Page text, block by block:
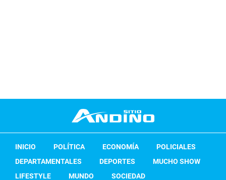
INICIO POLÍTICA ECONOMÍA
POLICIALES
DEPARTAMENTALES
DEPORTES
MUCHO SHOW
LIFESTYLE
MUNDO SOCIEDAD